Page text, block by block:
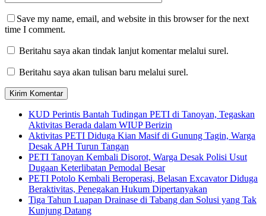
Save my name, email, and website in this browser for the next
time I comment.
Beritahu saya akan tindak lanjut komentar melalui surel.
Beritahu saya akan tulisan baru melalui surel.
KUD Perintis Bantah Tudingan PETI di Tanoyan, Tegaskan
Aktivitas Berada dalam WIUP Berizin
Aktivitas PETI Diduga Kian Masif di Gunung Tagin, Warga
Desak APH Turun Tangan
PETI Tanoyan Kembali Disorot, Warga Desak Polisi Usut
Dugaan Keterlibatan Pemodal Besar
PETI Potolo Kembali Beroperasi, Belasan Excavator Diduga
Beraktivitas, Penegakan Hukum Dipertanyakan
Tiga Tahun Luapan Drainase di Tabang dan Solusi yang Tak
Kunjung Datang